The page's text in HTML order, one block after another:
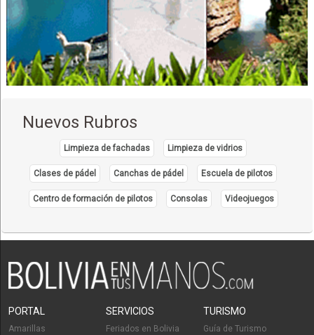
Parvulario
Aerolíneas
Carga Aérea
Líneas Aéreas
Transporte de carga aérea
Transporte Aéreo
Bienes Raíces
Construcción Civil
Construcciones
Construcción de Edificios
Construcción de Viviendas
Urbanizaciones
Nuevos Rubros
Limpieza de fachadas Limpieza de vidrios
Clases de pádel Canchas de pádel Escuela de pilotos
Centro de formación de pilotos Consolas Videojuegos
PORTAL
Amarillas
SERVICIOS
Feriados en Bolivia
TURISMO
Guía de Turismo